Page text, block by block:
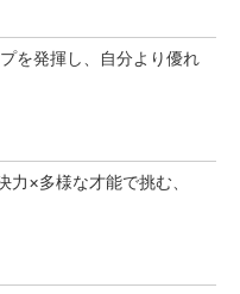
を発揮し、自分より優れ
力×多様な才能で挑む、